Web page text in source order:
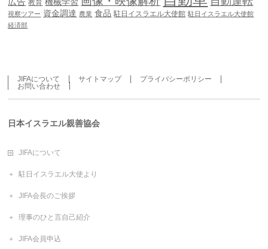
教育 機械学習
視察ツアー 資金調達 農業 食品 駐日イスラエル大使館 駐日イスラエル大使館
経済部
JIFAについて サイトマップ
プライバシーポリシー
お問い合わせ
日本イスラエル親善協会
JIFAについて
駐日イスラエル大使より
JIFA会長のご挨拶
理事のひと言自己紹介
JIFA会員申込